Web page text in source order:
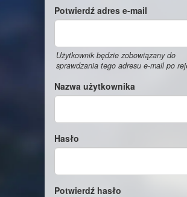
Potwierdź adres e-mail
Użytkownik będzie zobowiązany do
sprawdzania tego adresu e-mail po
Nazwa użytkownika
Hasło
Potwierdź hasło